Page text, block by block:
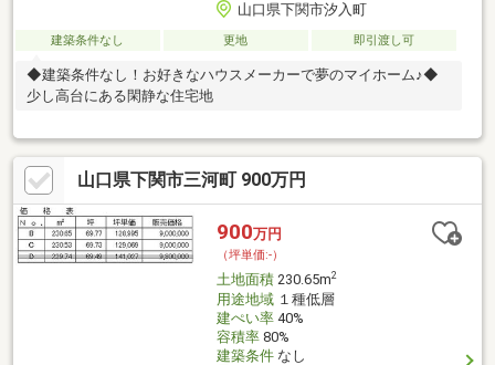
山口県下関市汐入町
建築条件なし 更地 即引渡し可
◆建築条件なし！お好きなハウスメーカーで夢のマイホーム♪◆
少し高台にある閑静な住宅地
山口県下関市三河町 900万円
900万円
（坪単価:-）
土地面積230.65m2
用途地域１種低層
建ぺい率40%
容積率80%
建築条件なし